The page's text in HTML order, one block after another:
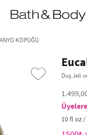
ve Üzeri Kargo Ücretsiz!•
KÖPÜĞÜ
Duş Jeli
10 fl oz